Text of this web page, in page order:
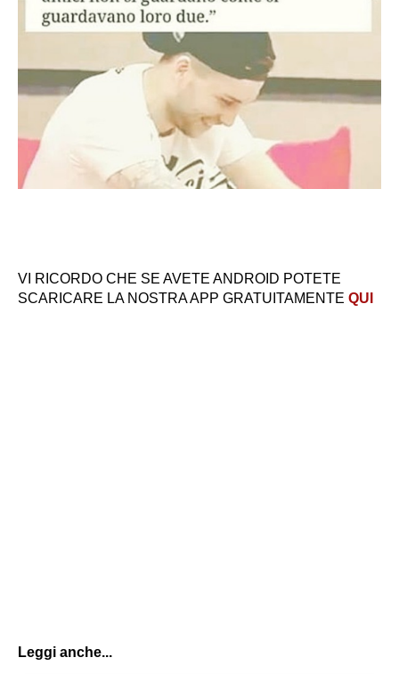
VI RICORDO CHE SE AVETE ANDROID POTETE
SCARICARE LA NOSTRA APP GRATUITAMENTE QUI
Leggi anche...